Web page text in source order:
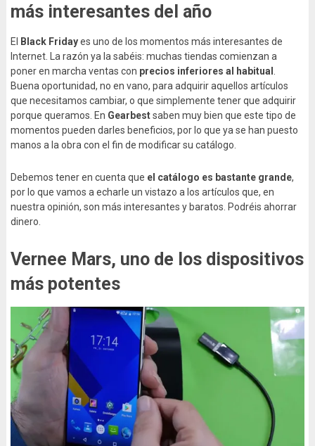
más interesantes del año
El Black Fridayes uno de los momentos más interesantes de
Internet. La razón ya la sabéis: muchas tiendas comienzan a
poner en marcha ventas con precios inferiores al habitual
Buena oportunidad, no en vano, para adquirir aquellos artículos
que necesitamos cambiar, o que simplemente tener que adquirir
porque queramos. En Gearbestsaben muy bien que este tipo de
momentos pueden darles beneficios, por lo que ya se han puesto
manos a la obra con el fin de modificar su catálogo.
Debemos tener en cuenta que el catálogo es bastante grande,
por lo que vamos a echarle un vistazo a los artículos que, en
nuestra opinión, son más interesantes y baratos. Podréis ahorrar
dinero.
Vernee Mars, uno de los dispositivos
más potentes